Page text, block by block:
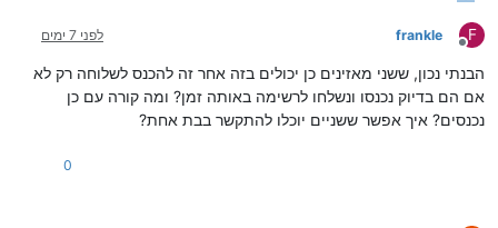
F
מנותק
frankle לפני 7 ימים
הבנתי נכון, ששני מאזינים כן יכולים בזה אחר זה להכנס לשלוחה רק לא
אם הם בדיוק נכנסו ונשלחו לרשימה באותה זמן? ומה קורה עם כן
נכנסים? איך אפשר ששניים יוכלו להתקשר בבת אחת?
0